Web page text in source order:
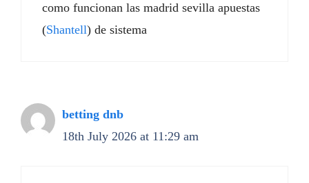
como funcionan las madrid sevilla apuestas
(Shantell) de sistema
betting dnb
18th July 2026 at 11:29 am